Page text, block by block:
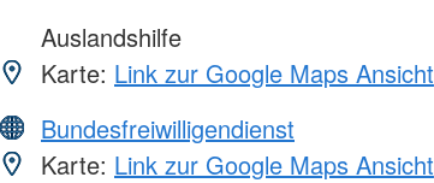
Auslandshilfe
Karte: Link zur Google Maps Ansicht
Bundesfreiwilligendienst
Karte: Link zur Google Maps Ansicht